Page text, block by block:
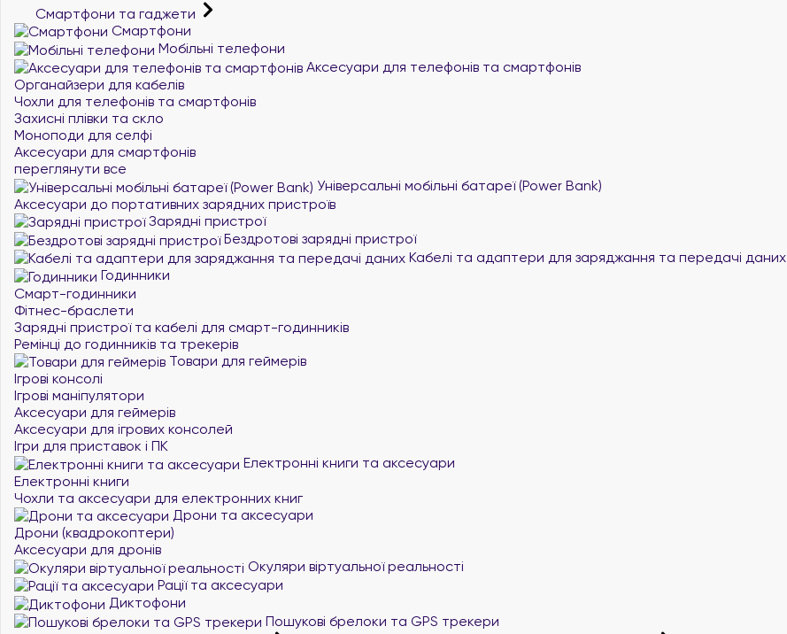
Смартфони та гаджети
Смартфони
Мобільні телефони
Аксесуари для телефонів та смартфонів
Органайзери для кабелів
Чохли для телефонів та смартфонів
Захисні плівки та скло
Моноподи для селфі
Аксесуари для смартфонів
переглянути все
Універсальні мобільні батареї (Power Bank)
Аксесуари до портативних зарядних пристроїв
Зарядні пристрої
Бездротові зарядні пристрої
Кабелі та адаптери для заряджання та передачі даних
Годинники
Смарт-годинники
Фітнес-браслети
Зарядні пристрої та кабелі для смарт-годинників
Ремінці до годинників та трекерів
Товари для геймерів
Ігрові консолі
Ігрові маніпулятори
Аксесуари для геймерів
Аксесуари для ігрових консолей
Ігри для приставок і ПК
Електронні книги та аксесуари
Електронні книги
Чохли та аксесуари для електронних книг
Дрони та аксесуари
Дрони (квадрокоптери)
Аксесуари для дронів
Окуляри віртуальної реальності
Рації та аксесуари
Диктофони
Пошукові брелоки та GPS трекери